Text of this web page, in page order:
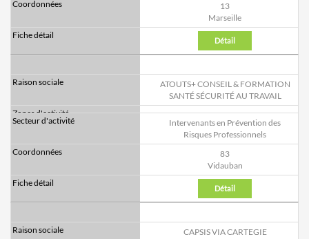
13
Marseille
Détail
ATOUTS+ CONSEIL & FORMATION
SANTÉ SÉCURITÉ AU TRAVAIL
Intervenants en Prévention des
Risques Professionnels
83
Vidauban
Détail
CAPSIS VIA CARTEGIE